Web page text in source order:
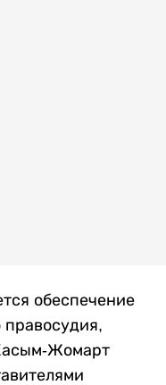
обеспечение
правосудия,
Жомарт